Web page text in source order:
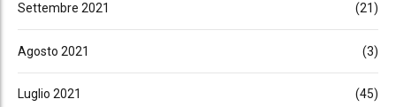
Settembre 2021 (21)
Agosto 2021 (3)
Luglio 2021 (45)